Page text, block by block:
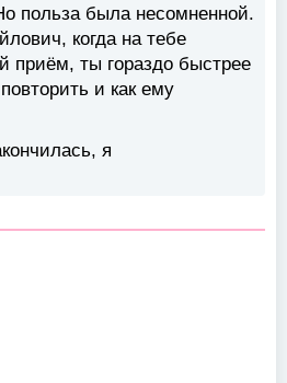
польза была несомненной.
когда на тебе
приём, ты гораздо быстрее
и как ему
я